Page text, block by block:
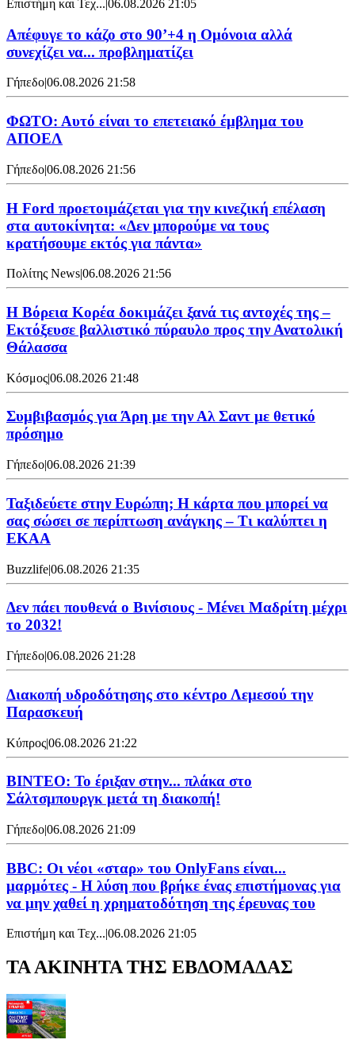
Επιστήμη και Τεχ... 06.08.2026 21:05
Απέφυγε το κάζο στο 90’+4 η Ομόνοια αλλά
συνεχίζει να... προβληματίζει
Γήπεδο|06.08.2026 21:58
ΦΩΤΟ: Αυτό είναι το επετειακό έμβλημα του
ΑΠΟΕΛ
Γήπεδο|06.08.2026 21:56
Η Ford προετοιμάζεται για την κινεζική επέλαση
στα αυτοκίνητα: «Δεν μπορούμε να τους
κρατήσουμε εκτός για πάντα»
Πολίτης News|06.08.2026 21:56
Η Βόρεια Κορέα δοκιμάζει ξανά τις αντοχές της –
Εκτόξευσε βαλλιστικό πύραυλο προς την Ανατολική
Θάλασσα
Κόσμος|06.08.2026 21:48
Συμβιβασμός για Άρη με την Αλ Σαντ με θετικό
πρόσημο
Γήπεδο|06.08.2026 21:39
Ταξιδεύετε στην Ευρώπη; Η κάρτα που μπορεί να
σας σώσει σε περίπτωση ανάγκης – Τι καλύπτει η
ΕΚΑΑ
Buzzlife|06.08.2026 21:35
Δεν πάει πουθενά ο Βινίσιους - Μένει Μαδρίτη μέχρι
το 2032!
Γήπεδο|06.08.2026 21:28
Διακοπή υδροδότησης στο κέντρο Λεμεσού την
Παρασκευή
Κύπρος|06.08.2026 21:22
ΒΙΝΤΕΟ: Το έριξαν στην... πλάκα στο
Σάλτσμπουργκ μετά τη διακοπή!
Γήπεδο|06.08.2026 21:09
BBC: Οι νέοι «σταρ» του OnlyFans είναι...
μαρμότες - Η λύση που βρήκε ένας επιστήμονας για
να μην χαθεί η χρηματοδότηση της έρευνας του
Επιστήμη και Τεχ...|06.08.2026 21:05
ΤΑ ΑΚΙΝΗΤΑ ΤΗΣ ΕΒΔΟΜΑΔΑΣ